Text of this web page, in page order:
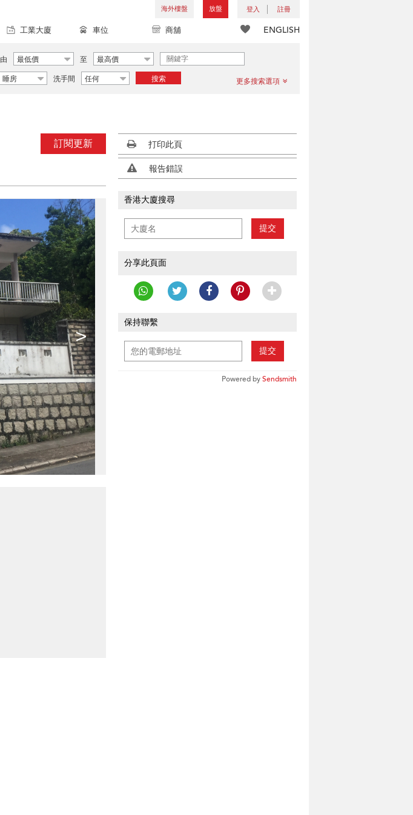
海外樓盤 放盤 登入 註冊
ENGLISH
工業大廈 車位 商舖
由 最低價 至
最高價
睡房 洗手間 任何 搜索 更多搜索選項
訂閱更新
>
打印此頁
報告錯誤
香港大廈搜尋
提交
分享此頁面
保持聯繫
提交
Powered bySendsmith